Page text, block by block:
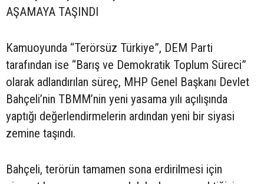
AŞAMAYA TAŞINDI
Kamuoyunda “Terörsüz Türkiye”, DEM Parti
tarafından ise “Barış ve Demokratik Toplum Süreci”
olarak adlandırılan süreç, MHP Genel Başkanı Devlet
Bahçeli’nin TBMM’nin yeni yasama yılı açılışında
yaptığı değerlendirmelerin ardından yeni bir siyasi
zemine taşındı.
Bahçeli, terörün tamamen sona erdirilmesi için